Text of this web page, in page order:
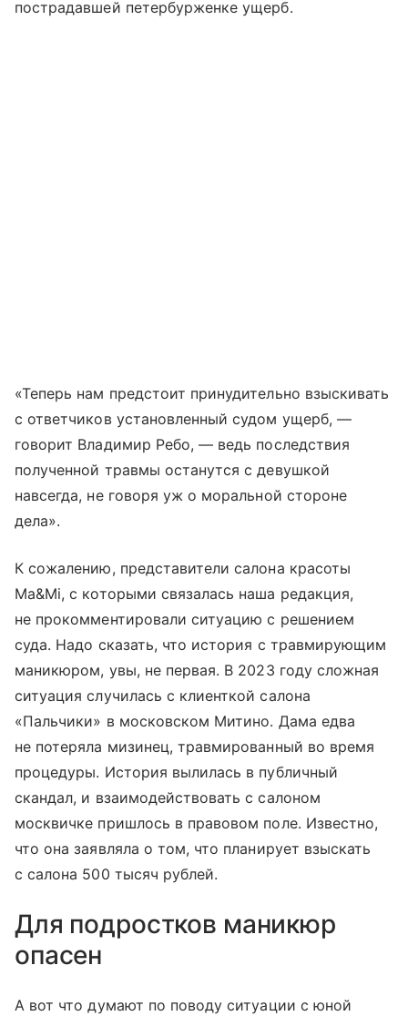
пострадавшей петербурженке ущерб.
«Теперь нам предстоит принудительно взыскивать
с ответчиков установленный судом ущерб, —
говорит Владимир Ребо, — ведь последствия
полученной травмы останутся с девушкой
навсегда, не говоря уж о моральной стороне
дела».
К сожалению, представители салона красоты
Ma&Mi, с которыми связалась наша редакция,
не прокомментировали ситуацию с решением
суда. Надо сказать, что история с травмирующим
маникюром, увы, не первая. В 2023 году сложная
ситуация случилась с клиенткой салона
«Пальчики» в московском Митино. Дама едва
не потеряла мизинец, травмированный во время
процедуры. История вылилась в публичный
скандал, и взаимодействовать с салоном
москвичке пришлось в правовом поле. Известно,
что она заявляла о том, что планирует взыскать
с салона 500 тысяч рублей.
Для подростков маникюр
опасен
А вот что думают по поводу ситуации с юной